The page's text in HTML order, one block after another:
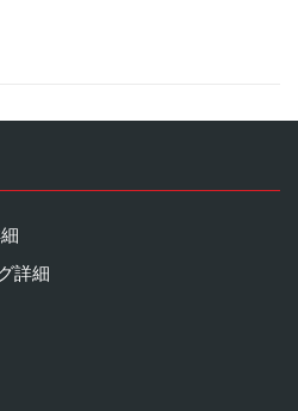
詳細